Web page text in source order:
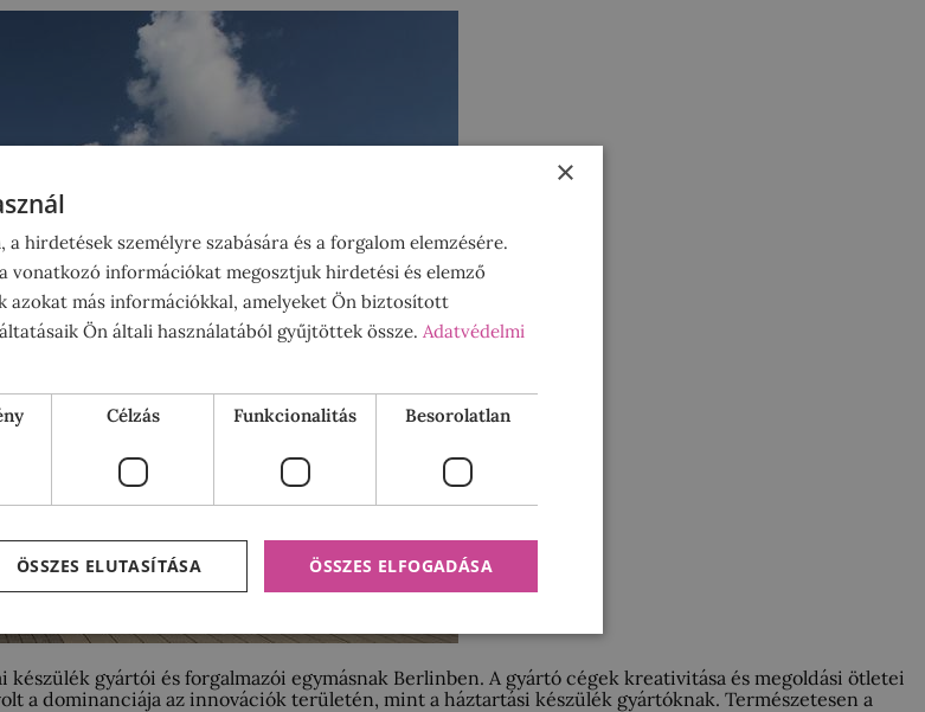
gyártói és forgalmazói egymásnak Berlinben. A gyártó cégek kreativitása és megoldási ötletei
a dominanciája az innovációk területén, mint a háztartási készülék gyártóknak. Természetesen a
×
hirdetések személyre szabására és a forgalom elemzésére.
vonatkozó információkat megosztjuk hirdetési és elemző
azokat más információkkal, amelyeket Ön biztosított
Ön általi használatából gyűjtöttek össze. Adatvédelmi
Célzás Funkcionalitás Besorolatlan
ÖSSZES ELFOGADÁSA
ÖSSZES ELUTASÍTÁSA